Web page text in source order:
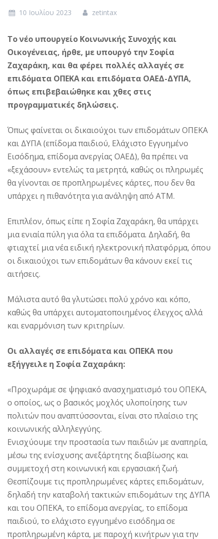
10 Ιουλίου 2023 zetintax
Το νέο υπουργείο Κοινωνικής Συνοχής και
Οικογένειας, ήρθε, με υπουργό την Σοφία
Ζαχαράκη, και θα φέρει πολλές αλλαγές σε
επιδόματα ΟΠΕΚΑ και επιδόματα ΟΑΕΔ-ΔΥΠΑ,
όπως επιβεβαιώθηκε και χθες στις
προγραμματικές δηλώσεις.
Όπως φαίνεται οι δικαιούχοι των επιδομάτων ΟΠΕΚΑ
και ΔΥΠΑ (επίδομα παιδιού, Ελάχιστο Εγγυημένο
Εισόδημα, επίδομα ανεργίας ΟΑΕΔ), θα πρέπει να
«ξεχάσουν» εντελώς τα μετρητά, καθώς οι πληρωμές
θα γίνονται σε προπληρωμένες κάρτες, που δεν θα
υπάρχει η πιθανότητα για ανάληψη από ΑΤΜ.
Επιπλέον, όπως είπε η Σοφία Ζαχαράκη, θα υπάρχει
μια ενιαία πύλη για όλα τα επιδόματα. Δηλαδή, θα
φτιαχτεί μια νέα ειδική ηλεκτρονική πλατφόρμα, όπου
οι δικαιούχοι των επιδομάτων θα κάνουν εκεί τις
αιτήσεις.
Μάλιστα αυτό θα γλυτώσει πολύ χρόνο και κόπο,
καθώς θα υπάρχει αυτοματοποιημένος έλεγχος αλλά
και εναρμόνιση των κριτηρίων.
Οι αλλαγές σε επιδόματα και ΟΠΕΚΑ που
εξήγγειλε η Σοφία Ζαχαράκη:
«Προχωράμε σε ψηφιακό ανασχηματισμό του ΟΠΕΚΑ,
ο οποίος, ως ο βασικός μοχλός υλοποίησης των
πολιτών που αναπτύσσονται, είναι στο πλαίσιο της
κοινωνικής αλληλεγγύης.
Ενισχύουμε την προστασία των παιδιών με αναπηρία,
μέσω της ενίσχυσης ανεξάρτητης διαβίωσης και
συμμετοχή στη κοινωνική και εργασιακή ζωή.
Θεσπίζουμε τις προπληρωμένες κάρτες επιδομάτων,
δηλαδή την καταβολή τακτικών επιδομάτων της ΔΥΠΑ
και του ΟΠΕΚΑ, το επίδομα ανεργίας, το επίδομα
παιδιού, το ελάχιστο εγγυημένο εισόδημα σε
προπληρωμένη κάρτα, με παροχή κινήτρων για την